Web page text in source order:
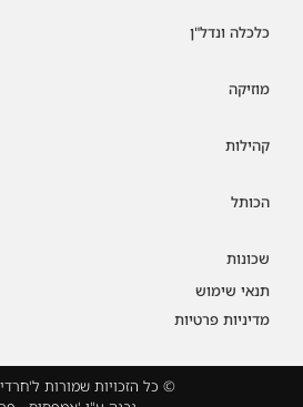
כלכלה ונדל"ן
מוזיקה
קהילות
הכותל
שכונות
תנאי שימוש
מדיניות פרטיות
© כל הזכויות שמורות